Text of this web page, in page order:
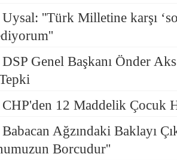
Uysal: ''Türk Milletine karşı
DSP Genel Başkanı Önder
CHP'den 12 Maddelik Çocuk
Babacan Ağzındaki Baklayı
Borcudur''